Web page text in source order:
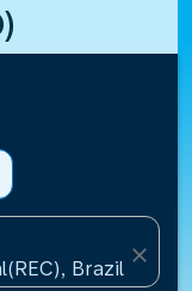
Brazil
close